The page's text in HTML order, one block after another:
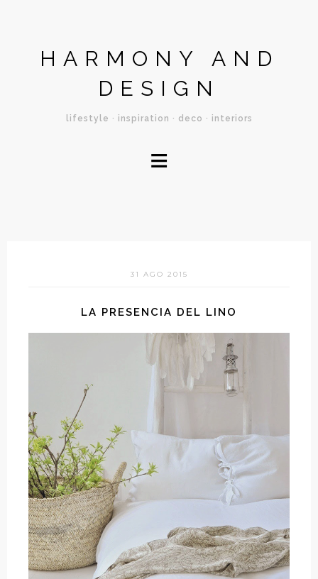
HARMONY AND
DESIGN
lifestyle · inspiration · deco · interiors
≡
31 AGO 2015
LA PRESENCIA DEL LINO